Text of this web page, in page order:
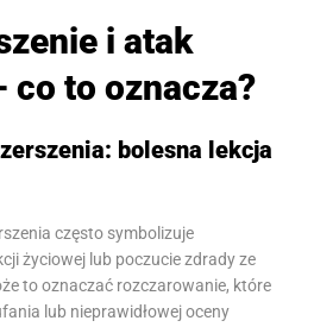
i atak
co to oznacza?
bolesna lekcja
często symbolizuje
życiowej lub poczucie zdrady ze
to oznaczać rozczarowanie, które
lub nieprawidłowej oceny